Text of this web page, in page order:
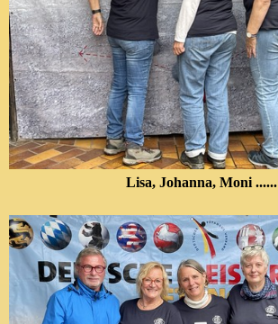
Lisa, Johanna, Moni ......